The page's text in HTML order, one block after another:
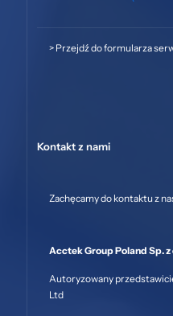
> Przejdź do formularza
Kontakt z nami
Zachęcamy do kontaktu z
Acctek Group Poland Sp. z
Autoryzowany
Ltd